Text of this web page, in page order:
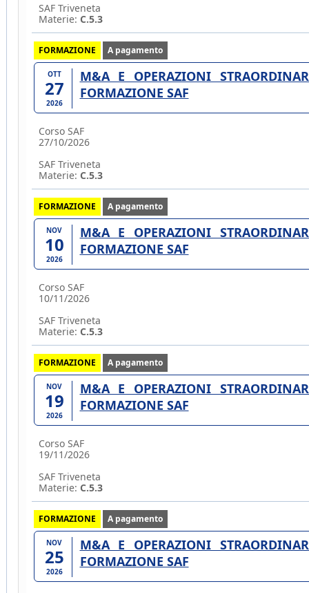
SAF Triveneta
Materie: C.5.3
FORMAZIONE A pagamento
OTT
27
2026
M&A E OPERAZIONI
FORMAZIONE SAF
Corso SAF
27/10/2026
SAF Triveneta
Materie: C.5.3
FORMAZIONE A pagamento
NOV
10
2026
M&A E OPERAZIONI
FORMAZIONE SAF
Corso SAF
10/11/2026
SAF Triveneta
Materie: C.5.3
FORMAZIONE A pagamento
NOV
19
2026
M&A E OPERAZIONI
FORMAZIONE SAF
Corso SAF
19/11/2026
SAF Triveneta
Materie: C.5.3
FORMAZIONE A pagamento
NOV
25
2026
M&A E OPERAZIONI
FORMAZIONE SAF